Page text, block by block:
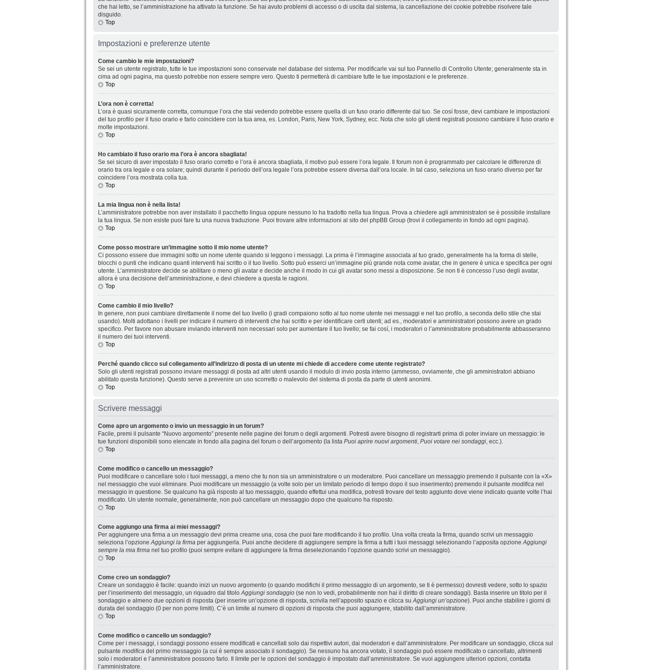
che hai letto, se l’amministrazione ha attivato la funzione. Se hai avuto problemi di accesso o di uscita dal sistema, la cancellazione dei cookie potrebbe risolvere tale
disguido.
Top
Impostazioni e preferenze utente
Come cambio le mie impostazioni?
Se sei un utente registrato, tutte le tue impostazioni sono conservate nel database del sistema. Per modificarle vai sul tuo Pannello di Controllo Utente; generalmente sta in
cima ad ogni pagina, ma questo potrebbe non essere sempre vero. Questo ti permetterà di cambiare tutte le tue impostazioni e le preferenze.
Top
L’ora non è corretta!
L’ora è quasi sicuramente corretta, comunque l’ora che stai vedendo potrebbe essere quella di un fuso orario differente dal tuo. Se cosí fosse, devi cambiare le impostazioni
del tuo profilo per il fuso orario e farlo coincidere con la tua area, es. London, Paris, New York, Sydney, ecc. Nota che solo gli utenti registrati possono cambiare il fuso orario e
molte impostazioni.
Top
Ho cambiato il fuso orario ma l’ora è ancora sbagliata!
Se sei sicuro di aver impostato il fuso orario corretto e l’ora è ancora sbagliata, il motivo può essere l’ora legale. Il forum non è programmato per calcolare le differenze di
orario tra ora legale e ora solare; quindi durante il periodo dell’ora legale l’ora potrebbe essere diversa dall’ora locale. In tal caso, seleziona un fuso orario diverso per far
coincidere l’ora mostrata colla tua.
Top
La mia lingua non è nella lista!
L’amministratore potrebbe non aver installato il pacchetto lingua oppure nessuno lo ha tradotto nella tua lingua. Prova a chiedere agli amministratori se è possibile installare
la tua lingua. Se non esiste puoi fare tu una nuova traduzione. Puoi trovare altre informazioni al sito del phpBB Group (trovi il collegamento in fondo ad ogni pagina).
Top
Come posso mostrare un’immagine sotto il mio nome utente?
Ci possono essere due immagini sotto un nome utente quando si leggono i messaggi. La prima è l’immagine associata al tuo grado, generalmente ha la forma di stelle,
blocchi o punti che indicano quanti interventi hai scritto o il tuo livello. Sotto può esserci un’immagine piú grande nota come avatar, che in genere è unica e specifica per ogni
utente. L’amministratore decide se abilitare o meno gli avatar e decide anche il modo in cui gli avatar sono messi a disposizione. Se non ti è concesso l’uso degli avatar,
allora è una decisione dell’amministrazione, e devi chiedere a questa le ragioni.
Top
Come cambio il mio livello?
In genere, non puoi cambiare direttamente il nome del tuo livello (i gradi compaiono sotto al tuo nome utente nei messaggi e nel tuo profilo, a seconda dello stile che stai
usando). Molti adottano i livelli per indicare il numero di interventi che hai scritto e per identificare certi utenti; ad es., moderatori e amministratori possono avere un grado
specifico. Per favore non abusare inviando interventi non necessari solo per aumentare il tuo livello; se fai cosí, i moderatori o l’amministratore probabilmente abbasseranno
il numero dei tuoi interventi.
Top
Perché quando clicco sul collegamento all’indirizzo di posta di un utente mi chiede di accedere come utente registrato?
Solo gli utenti registrati possono inviare messaggi di posta ad altri utenti usando il modulo di invio posta interno (ammesso, ovviamente, che gli amministratori abbiano
abilitato questa funzione). Questo serve a prevenire un uso scorretto o malevolo del sistema di posta da parte di utenti anonimi.
Top
Scrivere messaggi
Come apro un argomento o invio un messaggio in un forum?
Facile, premi il pulsante “Nuovo argomento” presente nelle pagine dei forum o degli argomenti. Potresti avere bisogno di registrarti prima di poter inviare un messaggio: le
tue funzioni disponibili sono elencate in fondo alla pagina del forum o dell’argomento (la lista Puoi aprire nuovi argomenti, Puoi votare nei sondaggi, ecc.).
Top
Come modifico o cancello un messaggio?
Puoi modificare o cancellare solo i tuoi messaggi, a meno che tu non sia un amministratore o un moderatore. Puoi cancellare un messaggio premendo il pulsante con la «X»
nel messaggio che vuoi eliminare. Puoi modificare un messaggio (a volte solo per un limitato periodo di tempo dopo il suo inserimento) premendo il pulsante modifica nel
messaggio in questione. Se qualcuno ha già risposto al tuo messaggio, quando effettui una modifica, potresti trovare del testo aggiunto dove viene indicato quante volte l’hai
modificato. Un utente normale, generalmente, non può cancellare un messaggio dopo che qualcuno ha risposto.
Top
Come aggiungo una firma ai miei messaggi?
Per aggiungere una firma a un messaggio devi prima crearne una, cosa che puoi fare modificando il tuo profilo. Una volta creata la firma, quando scrivi un messaggio
seleziona l’opzioneAggiungi la firma per aggiungerla. Puoi anche decidere di aggiungere sempre la firma a tutti i tuoi messaggi selezionando l’apposita opzioneAggiungi
sempre la mia firma nel tuo profilo (puoi sempre evitare di aggiungere la firma deselezionando l’opzione quando scrivi un messaggio).
Top
Come creo un sondaggio?
Creare un sondaggio è facile: quando inizi un nuovo argomento (o quando modifichi il primo messaggio di un argomento, se ti è permesso) dovresti vedere, sotto lo spazio
per l’inserimento del messaggio, un riquadro dal titoloAggiungi sondaggio (se non lo vedi, probabilmente non hai il diritto di creare sondaggi). Basta inserire un titolo per il
sondaggio e almeno due opzioni di risposta (per inserire un’opzione di risposta, scrivila nell’apposito spazio e clicca suAggiungi un’opzione). Puoi anche stabilire i giorni di
durata del sondaggio (0 per non porre limiti). C’è un limite al numero di opzioni di risposta che puoi aggiungere, stabilito dall’amministratore.
Top
Come modifico o cancello un sondaggio?
Come per i messaggi, i sondaggi possono essere modificati e cancellati solo dai rispettivi autori, dai moderatori e dall’amministratore. Per modificare un sondaggio, clicca sul
pulsante modifica del primo messaggio (a cui è sempre associato il sondaggio). Se nessuno ha ancora votato, il sondaggio può essere modificato o cancellato, altrimenti
solo i moderatori e l’amministratore possono farlo. Il limite per le opzioni del sondaggio è impostato dall’amministratore. Se vuoi aggiungere ulteriori opzioni, contatta
l’amministratore.